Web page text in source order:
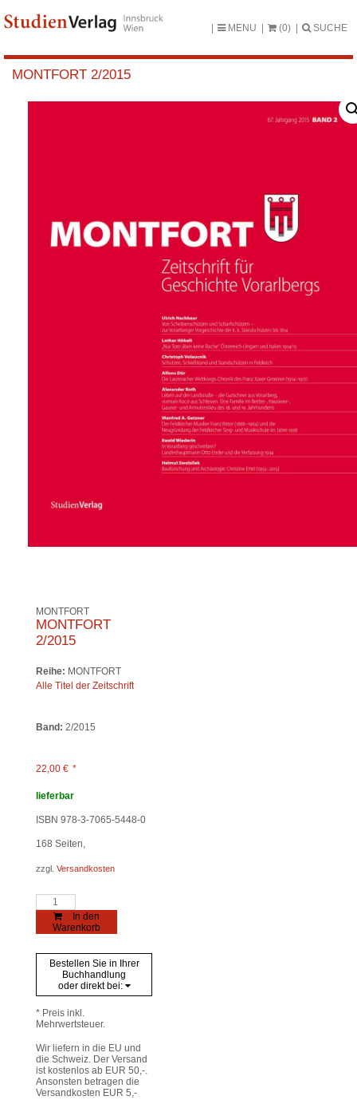
MENU (0) SUCHE
MONTFORT 2/2015
MONTFORT
MONTFORT
2/2015
Reihe: MONTFORT
Alle Titel der Zeitschrift
Band: 2/2015
22,00 € *
lieferbar
ISBN 978-3-7065-5448-0
168 Seiten,
zzgl. Versandkosten
MONTFORT
2/2015
Menge
In den
Warenkorb
Bestellen Sie in Ihrer
Buchhandlung
oder direkt bei:
* Preis inkl.
Mehrwertsteuer.
Wir liefern in die EU und
die Schweiz. Der Versand
ist kostenlos ab EUR 50,-.
Ansonsten betragen die
Versandkosten EUR 5,-